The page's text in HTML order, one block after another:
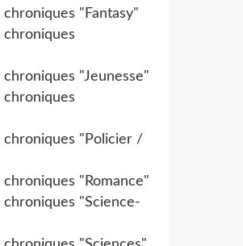
chroniques "Fantasy"
chroniques
chroniques "Jeunesse"
chroniques
chroniques "Policier /
chroniques "Romance"
chroniques "Science-